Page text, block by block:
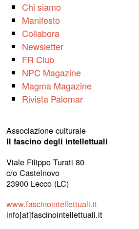
Chi siamo
Manifesto
Collabora
Newsletter
FR Club
NPC Magazine
Magma Magazine
Rivista Palomar
Associazione culturale
Il fascino degli intellettuali
Viale Filippo Turati 80
c/o Castelnovo
23900 Lecco (LC)
www.fascinointellettuali.it
info[at]fascinointellettuali.it